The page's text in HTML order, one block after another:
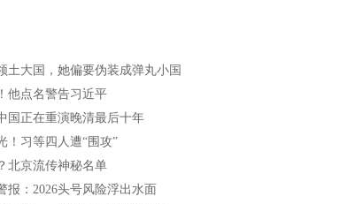
土大国，她偏要伪装成弹丸小国
他点名警告习近平
国正在重演晚清最后十年
！习等四人遭“围攻”
北京流传神秘名单
报：2026头号风险浮出水面